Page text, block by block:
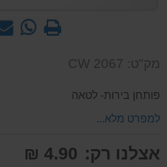
שאל WhatsApp
מק"ט: CW 2067
פותחן בירות- לטאה
למפרט מלא...
אצלנו רק: 4.90 ₪